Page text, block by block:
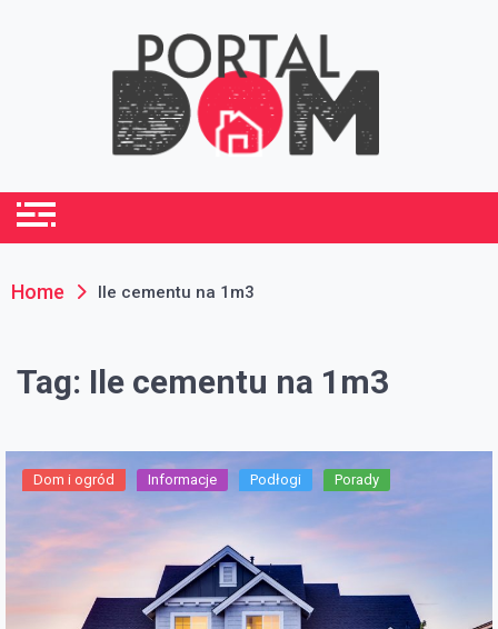
portaldom.com.pl
Home Ile cementu na 1m3
Tag: Ile cementu na 1m3
Dom i ogród Informacje Podłogi Porady